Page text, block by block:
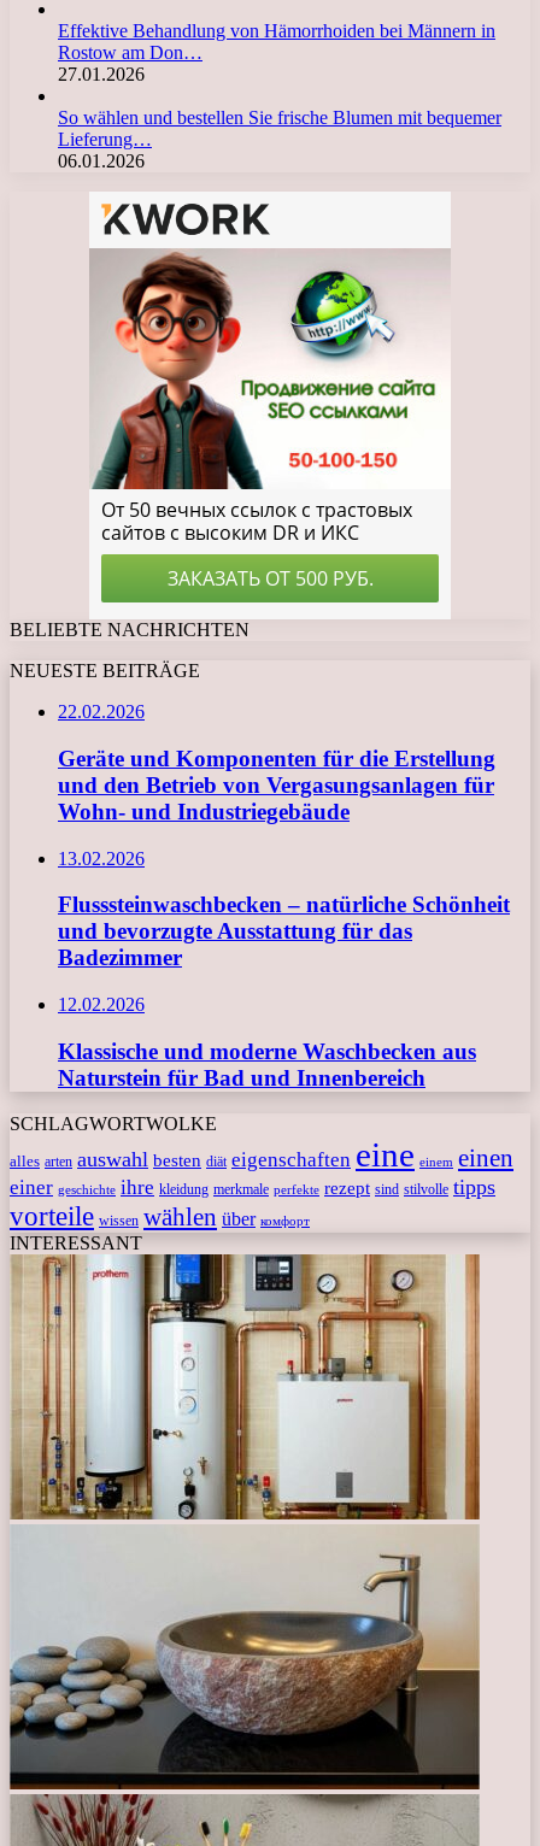
Effektive Behandlung von Hämorrhoiden bei Männern in
Rostow am Don…
27.01.2026
So wählen und bestellen Sie frische Blumen mit bequemer
Lieferung…
06.01.2026
BELIEBTE NACHRICHTEN
NEUESTE BEITRÄGE
22.02.2026
Geräte und Komponenten für die Erstellung
und den Betrieb von Vergasungsanlagen für
Wohn- und Industriegebäude
13.02.2026
Flusssteinwaschbecken – natürliche Schönheit
und bevorzugte Ausstattung für das
Badezimmer
12.02.2026
Klassische und moderne Waschbecken aus
Naturstein für Bad und Innenbereich
SCHLAGWORTWOLKE
alles arten auswahl besten diät eigenschaften eine einem einen
einer geschichte ihre kleidung merkmale perfekte rezept sind stilvolle tipps
vorteile wissen wählen über комфорт
INTERESSANT